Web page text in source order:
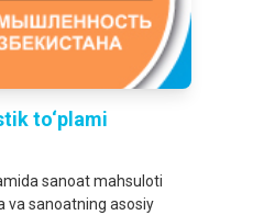
to‘plami
sanoat mahsuloti
va sanoatning asosiy